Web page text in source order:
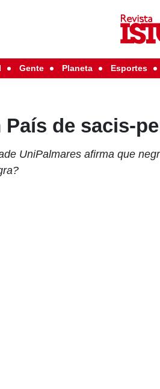
Gente Planeta Esportes
de sacis-
UniPalmares afirma que